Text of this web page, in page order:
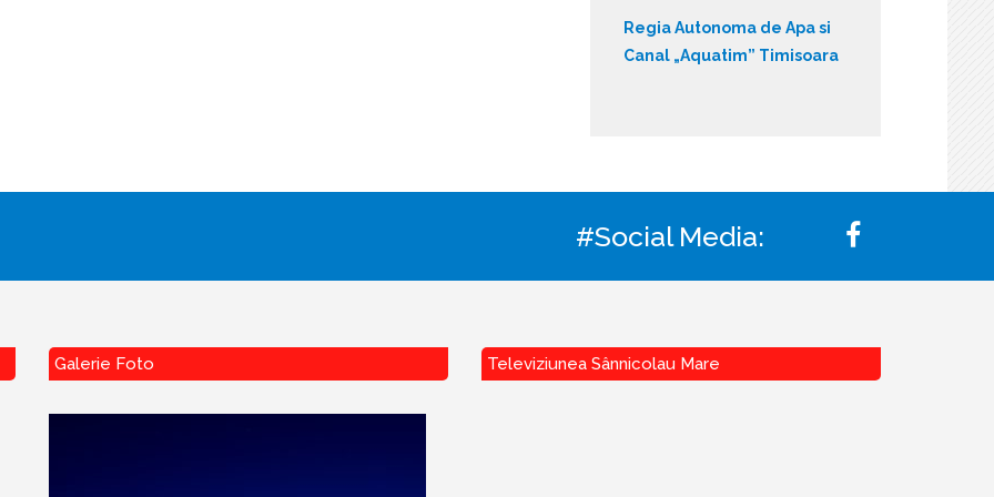
Regia Autonoma de Apa si
Canal „Aquatim” Timisoara
#Social Media:
Galerie Foto Televiziunea Sânnicolau Mare